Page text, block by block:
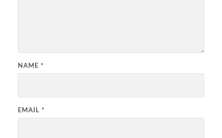
NAME *
EMAIL *